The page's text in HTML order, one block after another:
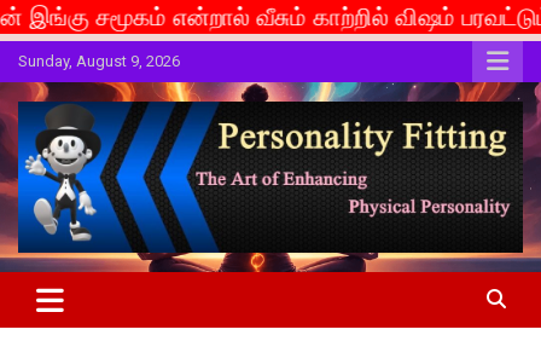
என்றால் வீசும் காற்றில் விஷம் பரவட்டும்... If caste
Skip
to
content
Sunday, August 9, 2026
Personality Fitting
The Art of Enhancing Physical Personality